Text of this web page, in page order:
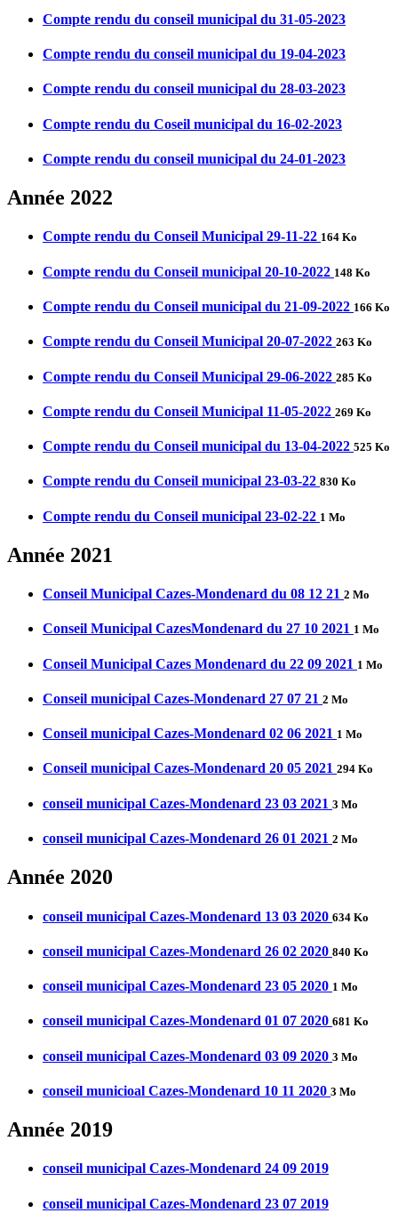
Compte rendu du conseil municipal du 31-05-2023
Compte rendu du conseil municipal du 19-04-2023
Compte rendu du conseil municipal du 28-03-2023
Compte rendu du Coseil municipal du 16-02-2023
Compte rendu du conseil municipal du 24-01-2023
Année 2022
Compte rendu du Conseil Municipal 29-11-22 164 Ko
Compte rendu du Conseil municipal 20-10-2022 148 Ko
Compte rendu du Conseil municipal du 21-09-2022 166 Ko
Compte rendu du Conseil Municipal 20-07-2022 263 Ko
Compte rendu du Conseil Municipal 29-06-2022 285 Ko
Compte rendu du Conseil Municipal 11-05-2022 269 Ko
Compte rendu du Conseil municipal du 13-04-2022 525 Ko
Compte rendu du Conseil municipal 23-03-22 830 Ko
Compte rendu du Conseil municipal 23-02-22 1 Mo
Année 2021
Conseil Municipal Cazes-Mondenard du 08 12 21 2 Mo
Conseil Municipal CazesMondenard du 27 10 2021 1 Mo
Conseil Municipal Cazes Mondenard du 22 09 2021 1 Mo
Conseil municipal Cazes-Mondenard 27 07 21 2 Mo
Conseil municipal Cazes-Mondenard 02 06 2021 1 Mo
Conseil municipal Cazes-Mondenard 20 05 2021 294 Ko
conseil municipal Cazes-Mondenard 23 03 2021 3 Mo
conseil municipal Cazes-Mondenard 26 01 2021 2 Mo
Année 2020
conseil municipal Cazes-Mondenard 13 03 2020 634 Ko
conseil municipal Cazes-Mondenard 26 02 2020 840 Ko
conseil municipal Cazes-Mondenard 23 05 2020 1 Mo
conseil municipal Cazes-Mondenard 01 07 2020 681 Ko
conseil municipal Cazes-Mondenard 03 09 2020 3 Mo
conseil municioal Cazes-Mondenard 10 11 2020 3 Mo
Année 2019
conseil municipal Cazes-Mondenard 24 09 2019
conseil municipal Cazes-Mondenard 23 07 2019